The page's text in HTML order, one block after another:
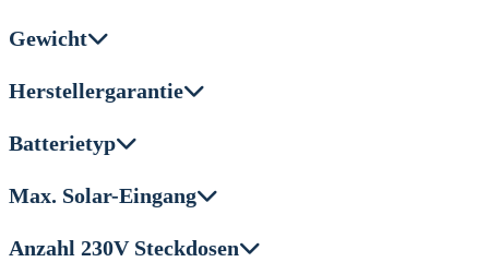
Gewicht
Herstellergarantie
Batterietyp
Max. Solar-Eingang
Anzahl 230V Steckdosen